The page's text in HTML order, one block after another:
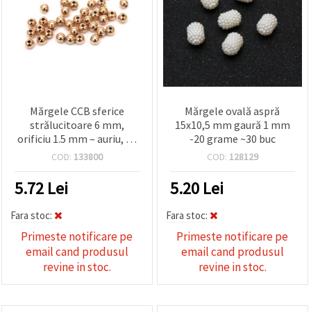
Mărgele CCB sferice
strălucitoare 6 mm,
orificiu 1.5 mm – auriu, 20
g (~200 buc.) pentru
elegante
COD: 133800
5.72 Lei
Fara stoc:
Primeste notificare pe
email cand produsul
revine in stoc.
Mărgele ovală aspră
15x10,5 mm gaură 1 mm
-20 grame ~30 buc
COD: 128129
5.20 Lei
Fara stoc:
Primeste notificare pe
email cand produsul
revine in stoc.